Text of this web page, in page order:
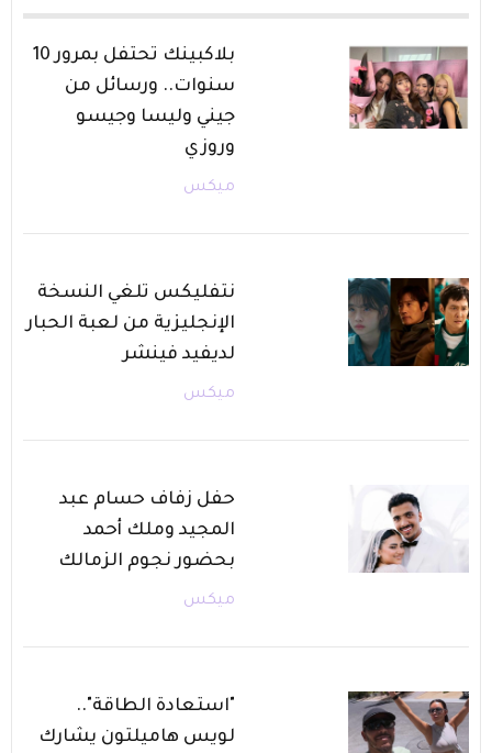
بلاكبينك تحتفل بمرور 10
سنوات.. ورسائل من
جيني وليسا وجيسو
وروزي
ميكس
نتفليكس تلغي النسخة
الإنجليزية من لعبة الحبار
لديفيد فينشر
ميكس
حفل زفاف حسام عبد
المجيد وملك أحمد
بحضور نجوم الزمالك
ميكس
"استعادة الطاقة"..
لويس هاميلتون يشارك